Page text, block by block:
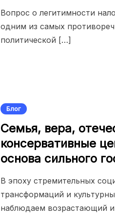
Вопрос о легитимности
одним из самых
политической […]
Блог
Семья, вера,
консервативные
основа сильного
В эпоху стремительных
трансформаций и
наблюдаем возрастающий